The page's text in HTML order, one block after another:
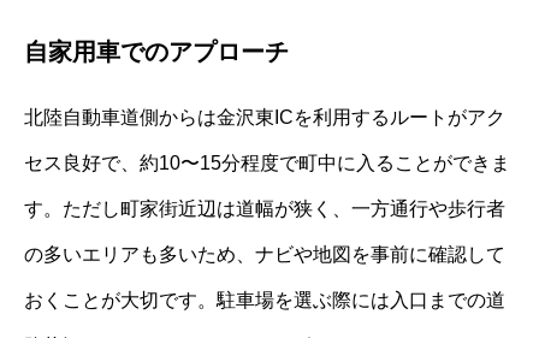
自家用車でのアプローチ
北陸自動車道側からは金沢東ICを利用するルートがアク
セス良好で、約10〜15分程度で町中に入ることができま
す。ただし町家街近辺は道幅が狭く、一方通行や歩行者
の多いエリアも多いため、ナビや地図を事前に確認して
おくことが大切です。駐車場を選ぶ際には入口までの道